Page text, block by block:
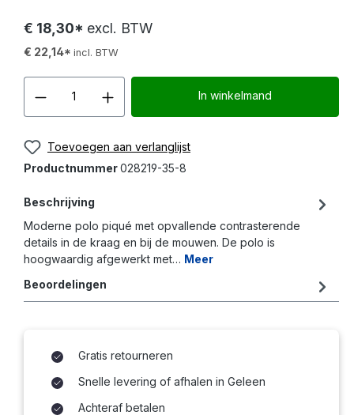
€ 18,30* excl. BTW
€ 22,14* incl. BTW
Producthoeveelheid:
In winkelmand
Toevoegen aan verlanglijst
Productnummer028219-35-8
Beschrijving
Moderne polo piqué met opvallende contrasterende
details in de kraag en bij de mouwen. De polo is
hoogwaardig afgewerkt met… Meer
Beoordelingen
Gratis retourneren
Snelle levering of afhalen in Geleen
Achteraf betalen